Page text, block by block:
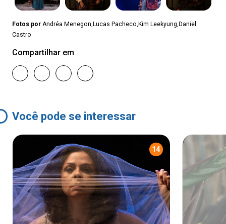
Fotos por Andréa Menegon,Lucas Pacheco,Kim Leekyung,Daniel
Castro
Compartilhar em
Você pode se interessar
14